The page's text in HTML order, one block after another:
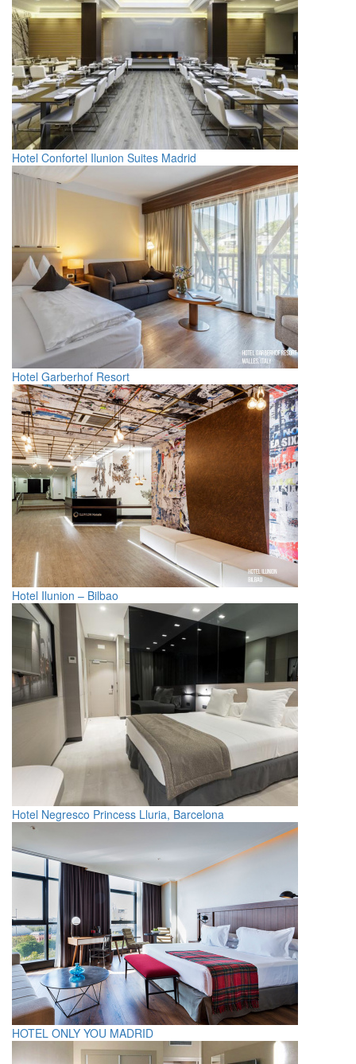
Hotel Confortel Ilunion Suites Madrid
Hotel Garberhof Resort
Hotel Ilunion – Bilbao
Hotel Negresco Princess Lluria, Barcelona
HOTEL ONLY YOU MADRID